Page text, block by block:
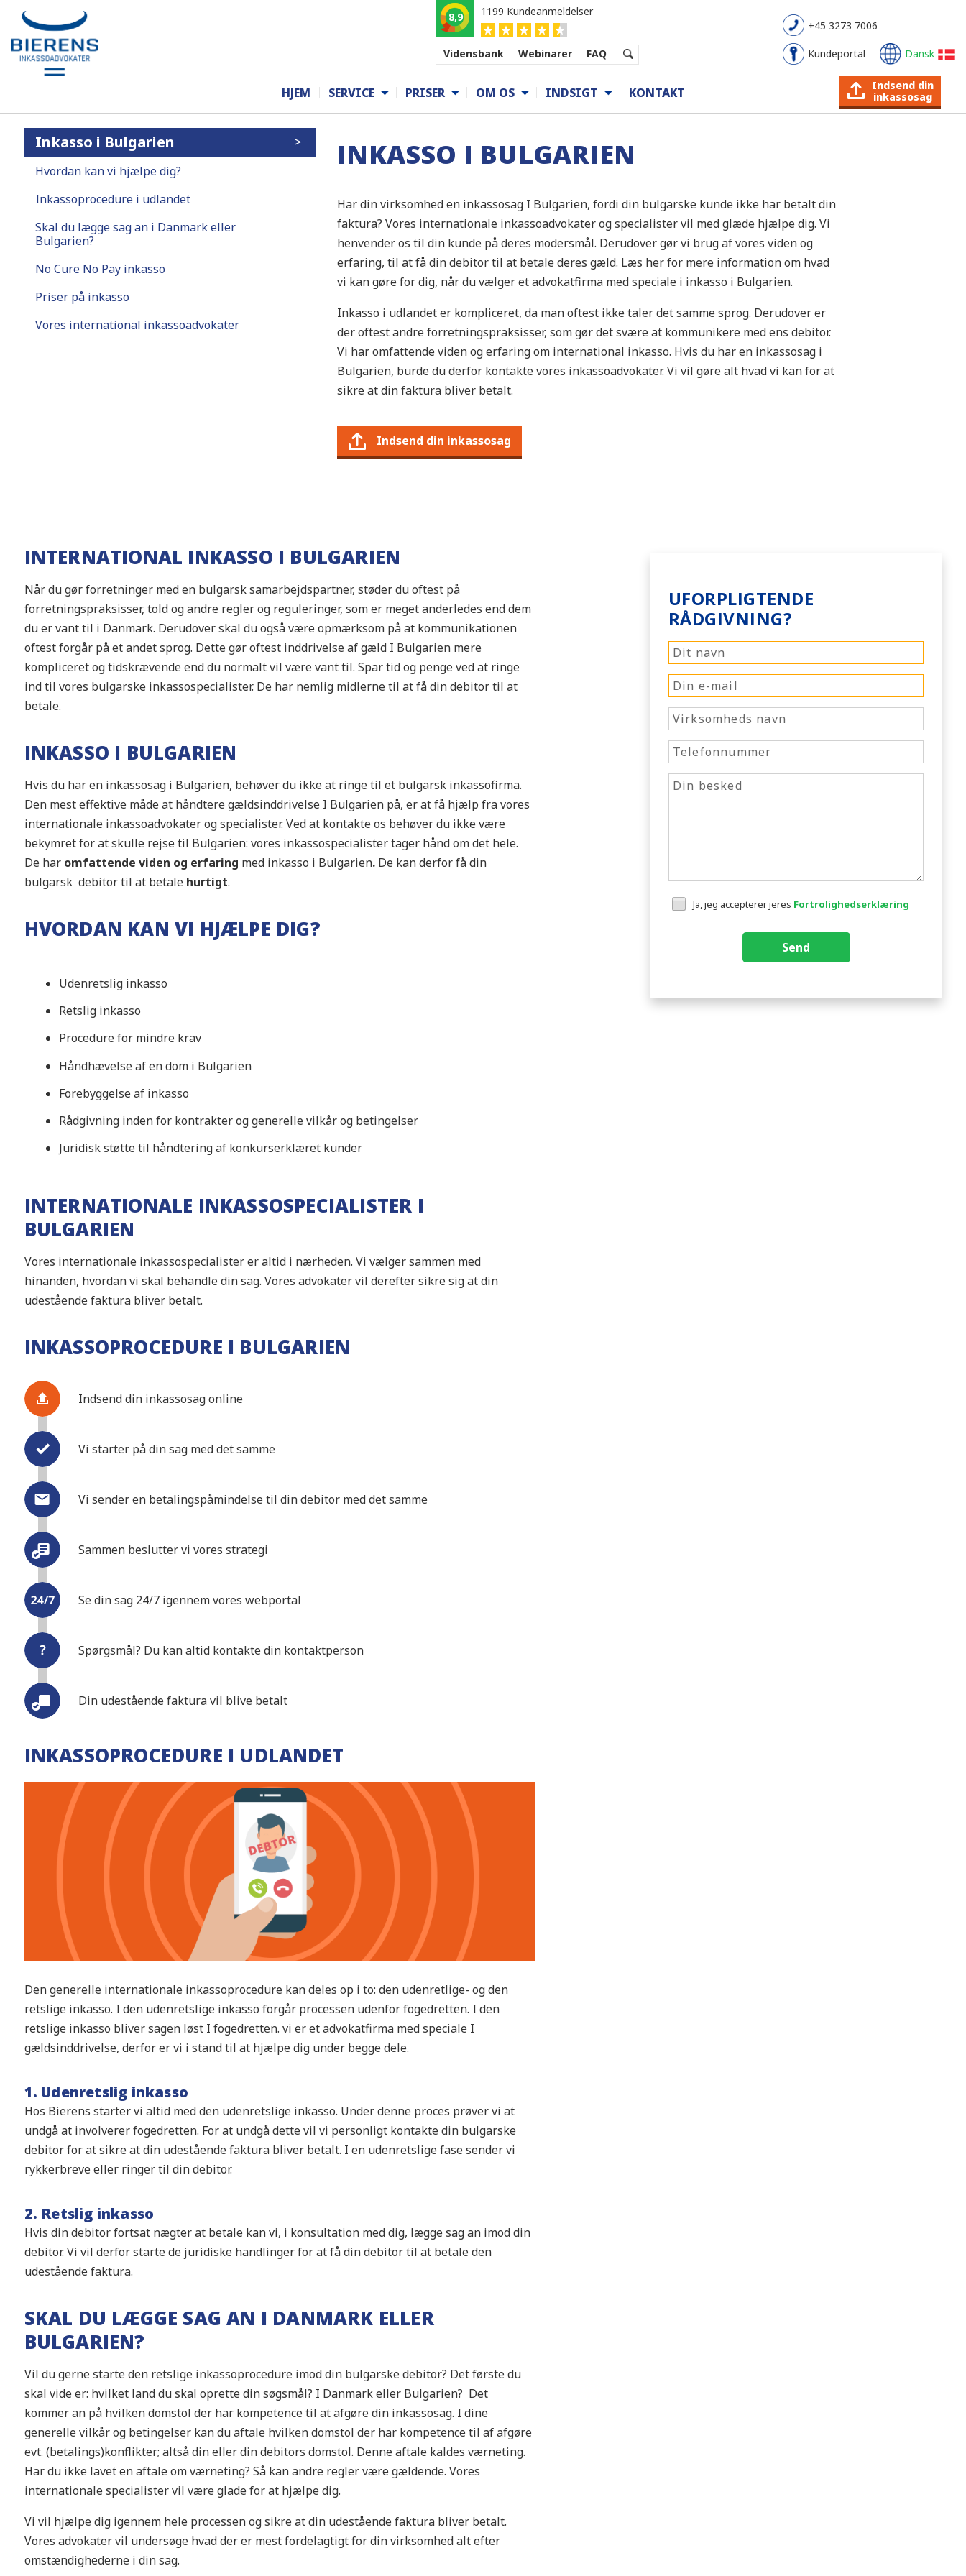
8,9 1199 Kundeanmeldelser
Vidensbank Webinarer FAQ
+45 3273 7006
Kundeportal Dansk
HJEM SERVICE PRISER OM OS INDSIGT KONTAKT
Indsend din
inkassosag
Inkasso i Bulgarien
Hvordan kan vi hjælpe dig?
Inkassoprocedure i udlandet
Skal du lægge sag an i Danmark eller
Bulgarien?
No Cure No Pay inkasso
Priser på inkasso
Vores international inkassoadvokater
INKASSO I BULGARIEN
Har din virksomhed en inkassosag I Bulgarien, fordi din bulgarske kunde ikke har betalt din
faktura? Vores internationale inkassoadvokater og specialister vil med glæde hjælpe dig. Vi
henvender os til din kunde på deres modersmål. Derudover gør vi brug af vores viden og
erfaring, til at få din debitor til at betale deres gæld. Læs her for mere information om hvad
vi kan gøre for dig, når du vælger et advokatfirma med speciale i inkasso i Bulgarien.
Inkasso i udlandet er kompliceret, da man oftest ikke taler det samme sprog. Derudover er
der oftest andre forretningspraksisser, som gør det svære at kommunikere med ens debitor.
Vi har omfattende viden og erfaring om international inkasso. Hvis du har en inkassosag i
Bulgarien, burde du derfor kontakte vores inkassoadvokater. Vi vil gøre alt hvad vi kan for at
sikre at din faktura bliver betalt.
Indsend din inkassosag
INTERNATIONAL INKASSO I BULGARIEN
Når du gør forretninger med en bulgarsk samarbejdspartner, støder du oftest på
forretningspraksisser, told og andre regler og reguleringer, som er meget anderledes end dem
du er vant til i Danmark. Derudover skal du også være opmærksom på at kommunikationen
oftest forgår på et andet sprog. Dette gør oftest inddrivelse af gæld I Bulgarien mere
kompliceret og tidskrævende end du normalt vil være vant til. Spar tid og penge ved at ringe
ind til vores bulgarske inkassospecialister. De har nemlig midlerne til at få din debitor til at
betale.
INKASSO I BULGARIEN
Hvis du har en inkassosag i Bulgarien, behøver du ikke at ringe til et bulgarsk inkassofirma.
Den mest effektive måde at håndtere gældsinddrivelse I Bulgarien på, er at få hjælp fra vores
internationale inkassoadvokater og specialister. Ved at kontakte os behøver du ikke være
bekymret for at skulle rejse til Bulgarien: vores inkassospecialister tager hånd om det hele.
De har omfattende viden og erfaring med inkasso i Bulgarien. De kan derfor få din
bulgarsk debitor til at betale hurtigt.
HVORDAN KAN VI HJÆLPE DIG?
Udenretslig inkasso
Retslig inkasso
Procedure for mindre krav
Håndhævelse af en dom i Bulgarien
Forebyggelse af inkasso
Rådgivning inden for kontrakter og generelle vilkår og betingelser
Juridisk støtte til håndtering af konkurserklæret kunder
INTERNATIONALE INKASSOSPECIALISTER I
BULGARIEN
Vores internationale inkassospecialister er altid i nærheden. Vi vælger sammen med
hinanden, hvordan vi skal behandle din sag. Vores advokater vil derefter sikre sig at din
udestående faktura bliver betalt.
INKASSOPROCEDURE I BULGARIEN
Indsend din inkassosag online
Vi starter på din sag med det samme
Vi sender en betalingspåmindelse til din debitor med det samme
Sammen beslutter vi vores strategi
Se din sag 24/7 igennem vores webportal
Spørgsmål? Du kan altid kontakte din kontaktperson
Din udestående faktura vil blive betalt
INKASSOPROCEDURE I UDLANDET
Den generelle internationale inkassoprocedure kan deles op i to: den udenretlige- og den
retslige inkasso. I den udenretslige inkasso forgår processen udenfor fogedretten. I den
retslige inkasso bliver sagen løst I fogedretten. vi er et advokatfirma med speciale I
gældsinddrivelse, derfor er vi i stand til at hjælpe dig under begge dele.
1. Udenretslig inkasso
Hos Bierens starter vi altid med den udenretslige inkasso. Under denne proces prøver vi at
undgå at involverer fogedretten. For at undgå dette vil vi personligt kontakte din bulgarske
debitor for at sikre at din udestående faktura bliver betalt. I en udenretslige fase sender vi
rykkerbreve eller ringer til din debitor.
2. Retslig inkasso
Hvis din debitor fortsat nægter at betale kan vi, i konsultation med dig, lægge sag an imod din
debitor. Vi vil derfor starte de juridiske handlinger for at få din debitor til at betale den
udestående faktura.
SKAL DU LÆGGE SAG AN I DANMARK ELLER
BULGARIEN?
Vil du gerne starte den retslige inkassoprocedure imod din bulgarske debitor? Det første du
skal vide er: hvilket land du skal oprette din søgsmål? I Danmark eller Bulgarien? Det
kommer an på hvilken domstol der har kompetence til at afgøre din inkassosag. I dine
generelle vilkår og betingelser kan du aftale hvilken domstol der har kompetence til af afgøre
evt. (betalings)konflikter; altså din eller din debitors domstol. Denne aftale kaldes værneting.
Har du ikke lavet en aftale om værneting? Så kan andre regler være gældende. Vores
internationale specialister vil være glade for at hjælpe dig.
Vi vil hjælpe dig igennem hele processen og sikre at din udestående faktura bliver betalt.
Vores advokater vil undersøge hvad der er mest fordelagtigt for din virksomhed alt efter
omstændighederne i din sag.
UFORPLIGTENDE
RÅDGIVNING?
Ja, jeg accepterer jeres Fortrolighedserklæring
Send